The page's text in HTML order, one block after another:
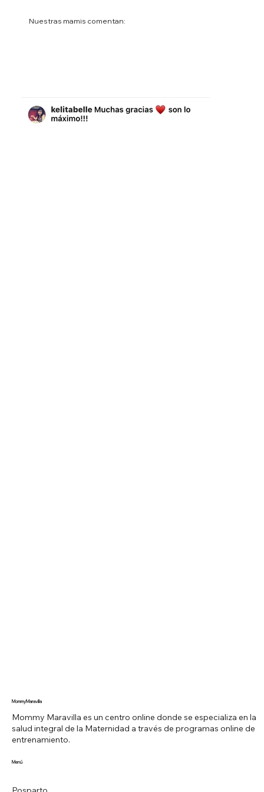
Nuestras mamis comentan:
Menú
Mommy Maravilla es un centro online donde se especializa en la
salud integral de la Maternidad a través de programas online de
entrenamiento.
MommyMaravilla